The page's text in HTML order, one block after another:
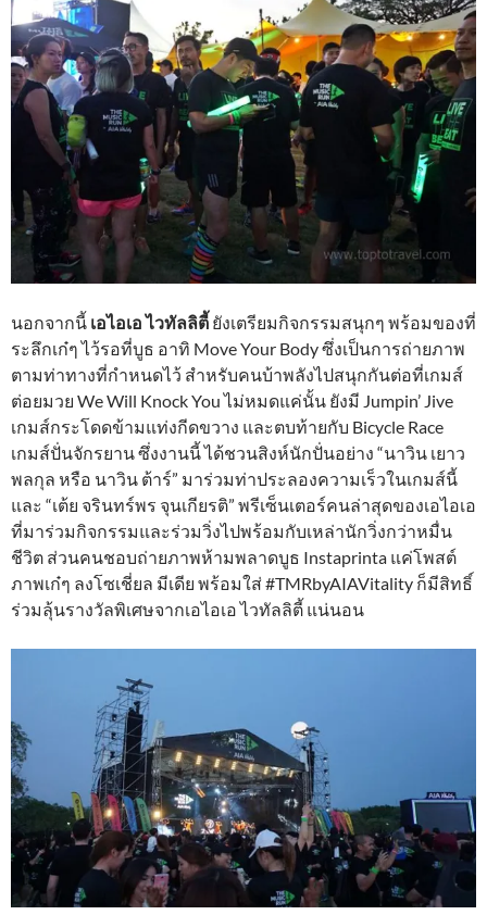
นอกจากนี้ เอไอเอ ไวทัลลิตี้ ยังเตรียมกิจกรรมสนุกๆ พร้อมของที่
ระลึกเก๋ๆ ไว้รอที่บูธ อาทิ Move Your Body ซึ่งเป็นการถ่ายภาพ
ตามท่าทางที่กำหนดไว้ สำหรับคนบ้าพลังไปสนุกกันต่อที่เกมส์
ต่อยมวย We Will Knock You ไม่หมดแค่นั้น ยังมี Jumpin’ Jive
เกมส์กระโดดข้ามแท่งกีดขวาง และตบท้ายกับ Bicycle Race
เกมส์ปั่นจักรยาน ซึ่งงานนี้ ได้ชวนสิงห์นักปั่นอย่าง “นาวิน เยาว
พลกุล หรือ นาวิน ต้าร์” มาร่วมท่าประลองความเร็วในเกมส์นี้
และ “เต้ย จรินทร์พร จุนเกียรติ” พรีเซ็นเตอร์คนล่าสุดของเอไอเอ
ที่มาร่วมกิจกรรมและร่วมวิ่งไปพร้อมกับเหล่านักวิ่งกว่าหมื่น
ชีวิต ส่วนคนชอบถ่ายภาพห้ามพลาดบูธ Instaprinta แค่โพสต์
ภาพเก๋ๆ ลงโซเชี่ยล มีเดีย พร้อมใส่ #TMRbyAIAVitality ก็มีสิทธิ์
ร่วมลุ้นรางวัลพิเศษจากเอไอเอ ไวทัลลิตี้ แน่นอน